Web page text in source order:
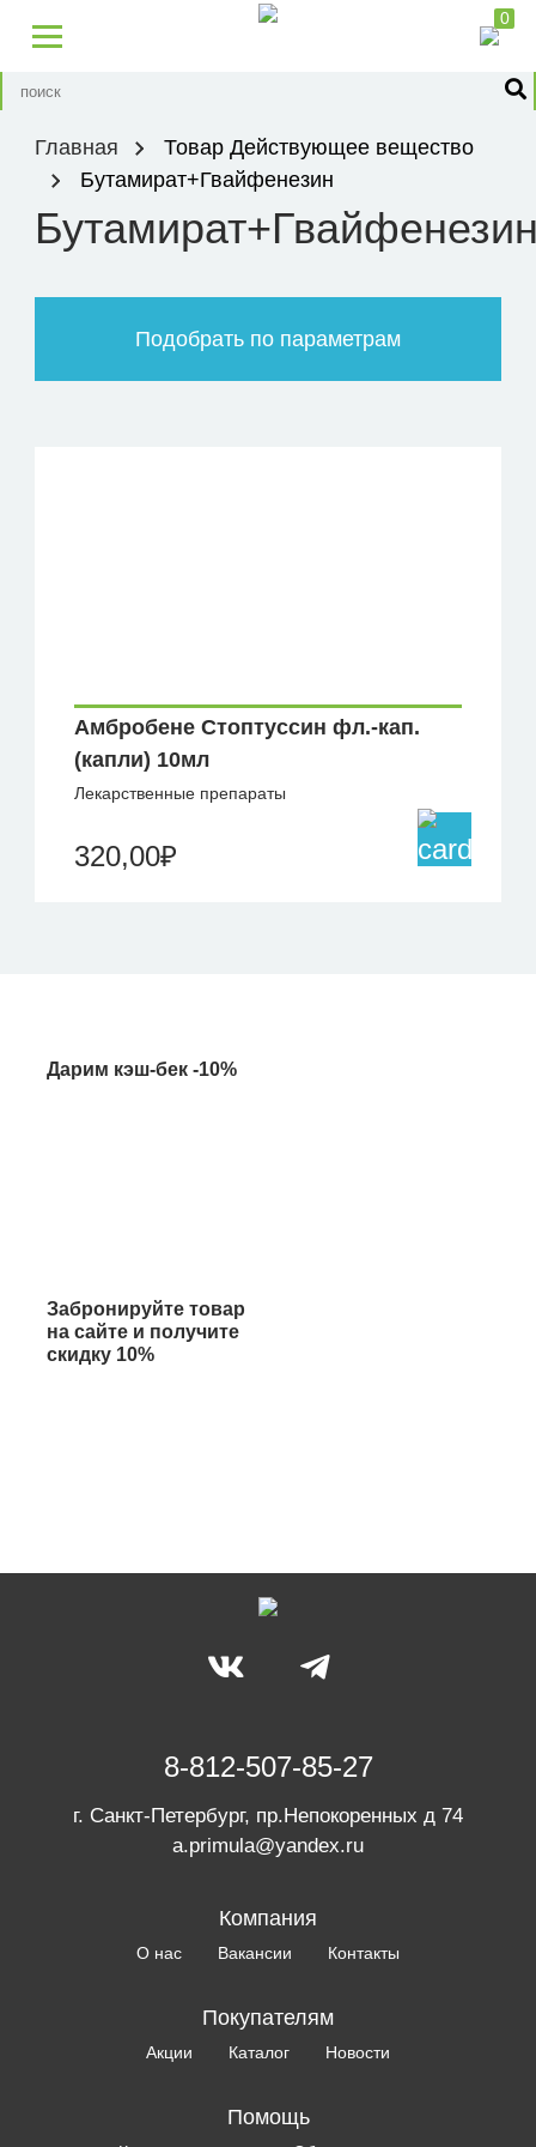
0
Главная
Товар Действующее вещество
Бутамират+Гвайфенезин
Подобрать по параметрам
Амбробене Стоптуссин фл.-кап.
(капли) 10мл
Лекарственные препараты
320,00₽
Дарим кэш-бек -10%
Забронируйте товар
на сайте и получите
скидку 10%
8-812-507-85-27
г. Санкт-Петербург, пр.Непокоренных д 74
a.primula@yandex.ru
Компания
О нас Вакансии Контакты
Покупателям
Акции Каталог Новости
Помощь